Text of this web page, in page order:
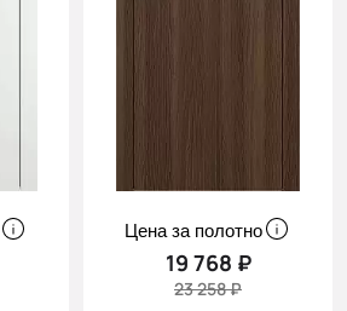
Цена за полотно
19 768 ₽
23 258 ₽